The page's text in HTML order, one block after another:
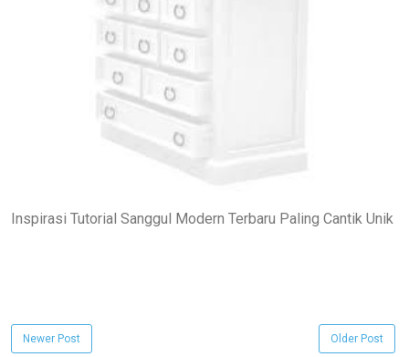
Inspirasi Tutorial Sanggul Modern Terbaru Paling Cantik Unik
Newer Post Older Post